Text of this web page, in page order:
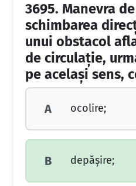
3695. Manevra
schimbarea
unui obstacol
de circulaţie,
pe acelaşi sens,
A ocolire;
B depăşire;